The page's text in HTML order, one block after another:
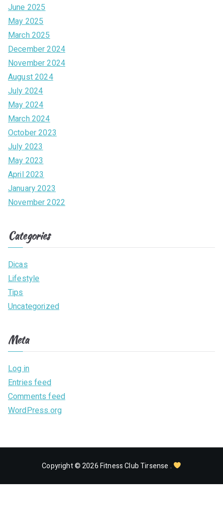
June 2025
May 2025
March 2025
December 2024
November 2024
August 2024
July 2024
May 2024
March 2024
October 2023
July 2023
May 2023
April 2023
January 2023
November 2022
Categories
Dicas
Lifestyle
Tips
Uncategorized
Meta
Log in
Entries feed
Comments feed
WordPress.org
Copyright © 2026Fitness Club Tirsense .